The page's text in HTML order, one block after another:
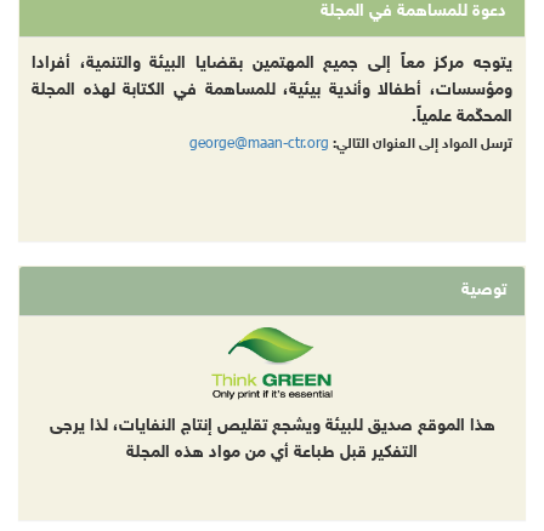
دعوة للمساهمة في المجلة
يتوجه مركز معاً إلى جميع المهتمين بقضايا البيئة والتنمية، أفرادا
ومؤسسات، أطفالا وأندية بيئية، للمساهمة في الكتابة لهذه المجلة
المحكّمة علمياً.
ترسل المواد إلى العنوان التالي: george@maan-ctr.org
توصية
هذا الموقع صديق للبيئة ويشجع تقليص إنتاج النفايات، لذا يرجى
التفكير قبل طباعة أي من مواد هذه المجلة